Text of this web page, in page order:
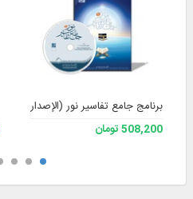
برنامج جامع تفاسير نور (الإصدار 4)
508,200 تومان